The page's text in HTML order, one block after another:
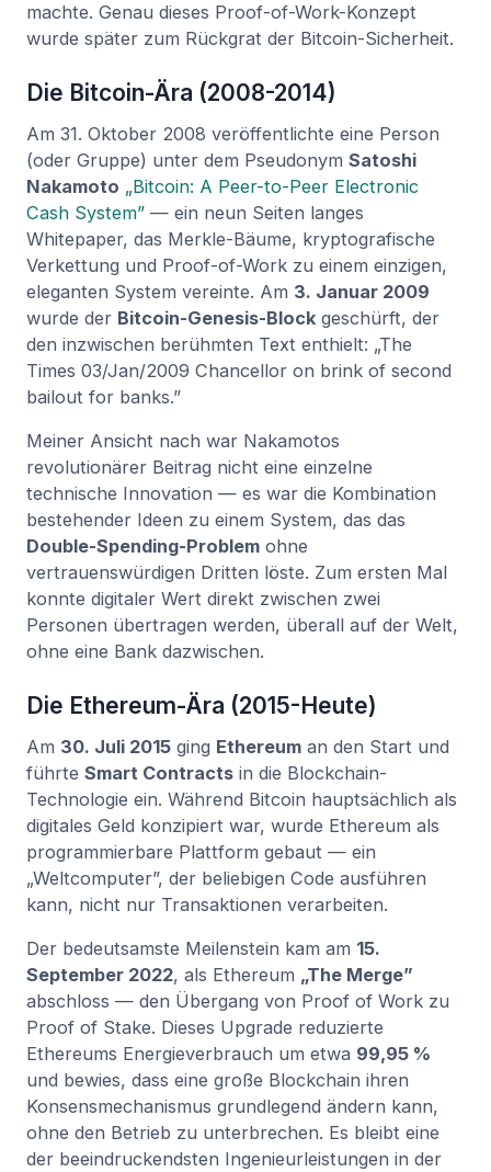
machte. Genau dieses Proof-of-Work-Konzept
wurde später zum Rückgrat der Bitcoin-Sicherheit.
Die Bitcoin-Ära (2008-2014)
Am 31. Oktober 2008 veröffentlichte eine Person
(oder Gruppe) unter dem Pseudonym Satoshi
Nakamoto „Bitcoin: A Peer-to-Peer Electronic
Cash System” — ein neun Seiten langes
Whitepaper, das Merkle-Bäume, kryptografische
Verkettung und Proof-of-Work zu einem einzigen,
eleganten System vereinte. Am 3. Januar 2009
wurde der Bitcoin-Genesis-Block geschürft, der
den inzwischen berühmten Text enthielt: „The
Times 03/Jan/2009 Chancellor on brink of second
bailout for banks.”
Meiner Ansicht nach war Nakamotos
revolutionärer Beitrag nicht eine einzelne
technische Innovation — es war die Kombination
bestehender Ideen zu einem System, das das
Double-Spending-Problem ohne
vertrauenswürdigen Dritten löste. Zum ersten Mal
konnte digitaler Wert direkt zwischen zwei
Personen übertragen werden, überall auf der Welt,
ohne eine Bank dazwischen.
Die Ethereum-Ära (2015-Heute)
Am 30. Juli 2015 ging Ethereum an den Start und
führte Smart Contracts in die Blockchain-
Technologie ein. Während Bitcoin hauptsächlich als
digitales Geld konzipiert war, wurde Ethereum als
programmierbare Plattform gebaut — ein
„Weltcomputer”, der beliebigen Code ausführen
kann, nicht nur Transaktionen verarbeiten.
Der bedeutsamste Meilenstein kam am 15.
September 2022, als Ethereum „The Merge”
abschloss — den Übergang von Proof of Work zu
Proof of Stake. Dieses Upgrade reduzierte
Ethereums Energieverbrauch um etwa 99,95 %
und bewies, dass eine große Blockchain ihren
Konsensmechanismus grundlegend ändern kann,
ohne den Betrieb zu unterbrechen. Es bleibt eine
der beeindruckendsten Ingenieurleistungen in der